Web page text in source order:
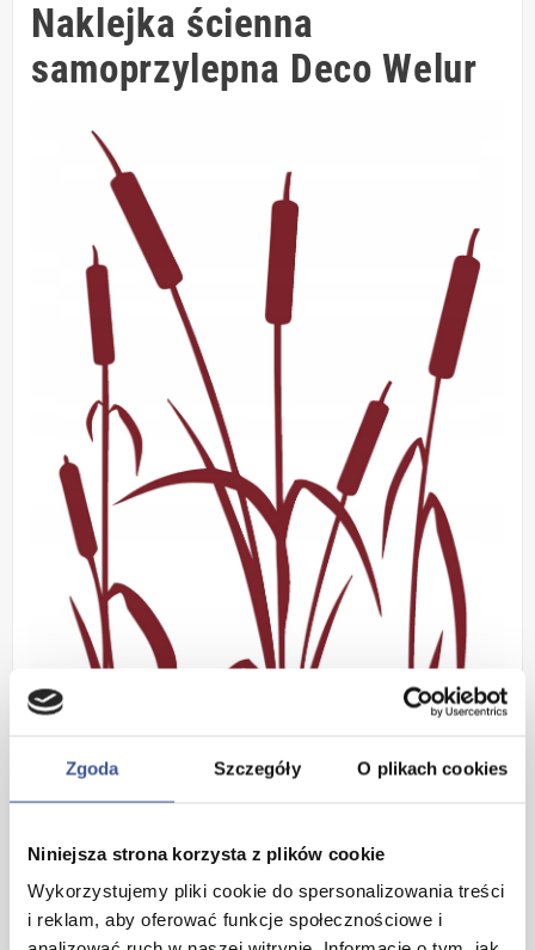
Zgoda Szczegóły O plikach cookies
Niniejsza strona korzysta z plików cookie
Wykorzystujemy pliki cookie do spersonalizowania treści
i reklam, aby oferować funkcje społecznościowe i
Naklejka ścienna
samoprzylepna Deco Welur
Dekoracja wykonana z
wysokogatunkowej samoprzylepnej
tkaniny welurowej